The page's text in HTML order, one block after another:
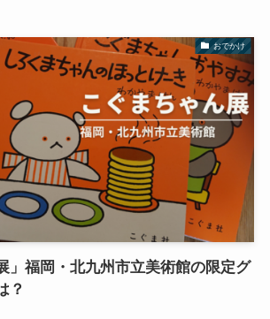
おでかけ
」福岡・北九州市立美術館の限定グ
？